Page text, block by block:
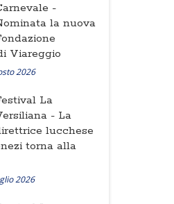
-
la nuova
Viareggio
2026
La
- La
lucchese
torna alla
2026